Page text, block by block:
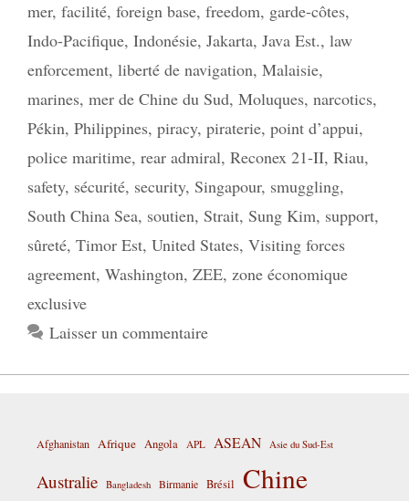
mer, facilité, foreign base, freedom, garde-côtes,
Indo-Pacifique, Indonésie, Jakarta, Java Est., law
enforcement, liberté de navigation, Malaisie,
marines, mer de Chine du Sud, Moluques, narcotics,
Pékin, Philippines, piracy, piraterie, point d’appui,
police maritime, rear admiral, Reconex 21-II, Riau,
safety, sécurité, security, Singapour, smuggling,
South China Sea, soutien, Strait, Sung Kim, support,
sûreté, Timor Est, United States, Visiting forces
agreement, Washington, ZEE, zone économique
exclusive
Laisser un commentaire
Afghanistan Afrique Angola APL ASEAN Asie du Sud-Est
Australie Bangladesh Birmanie Brésil Chine